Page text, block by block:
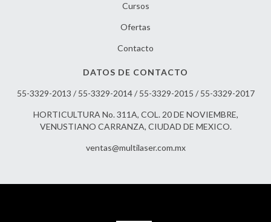
Cursos
Ofertas
Contacto
DATOS DE CONTACTO
55-3329-2013 / 55-3329-2014 / 55-3329-2015 / 55-3329-2017
HORTICULTURA No. 311A, COL. 20 DE NOVIEMBRE,
VENUSTIANO CARRANZA, CIUDAD DE MEXICO.
ventas@multilaser.com.mx